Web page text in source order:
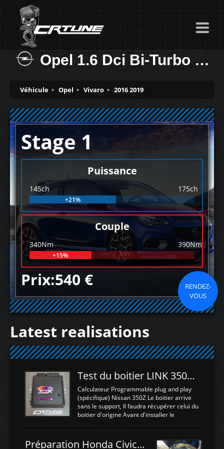
Opel 1.6 Dci Bi-Turbo (Euro 6) 145ch
Véhicule Opel Vivaro 2016 2019
Stage 1
Puissance
145ch 175ch
+21%
Couple
340Nm 390Nm
+15%
Prix:540 €
RENDEZ-
VOUS
Latest realisations
Test du boitier LINK 350Z Plugin ECU
Calculateur Programmable plug and play
(spécifique) Nissan 350Z Le boitier arrive
sans le support, Il faudra récupérer celui du
boitier d'origine Avant d'installer le
d'envoyer l'information de la large bande
Préparation Honda Civic Type R FK2